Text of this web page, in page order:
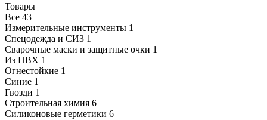
Товары
Все 43
Измерительные инструменты 1
Спецодежда и СИЗ 1
Сварочные маски и защитные очки 1
Из ПВХ 1
Огнестойкие 1
Синие 1
Гвозди 1
Строительная химия 6
Силиконовые герметики 6